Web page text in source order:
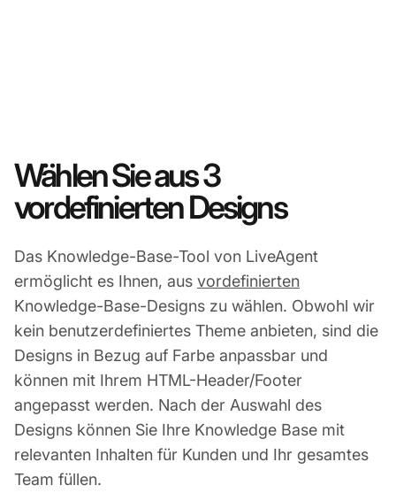
Wählen Sie aus 3
vordefinierten Designs
Das Knowledge-Base-Tool von LiveAgent
ermöglicht es Ihnen, aus vordefinierten
Knowledge-Base-Designs zu wählen. Obwohl wir
kein benutzerdefiniertes Theme anbieten, sind die
Designs in Bezug auf Farbe anpassbar und
können mit Ihrem HTML-Header/Footer
angepasst werden. Nach der Auswahl des
Designs können Sie Ihre Knowledge Base mit
relevanten Inhalten für Kunden und Ihr gesamtes
Team füllen.